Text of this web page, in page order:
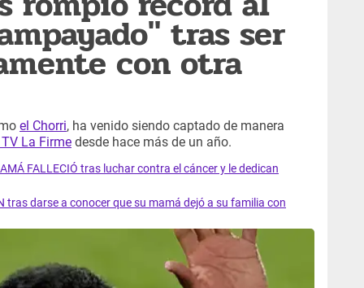
tras ser
con otra
el Chorri, ha venido siendo captado de manera
La Firme desde hace más de un año.
FALLECIÓ tras luchar contra el cáncer y le dedican
tras darse a conocer que su mamá dejó a su familia con